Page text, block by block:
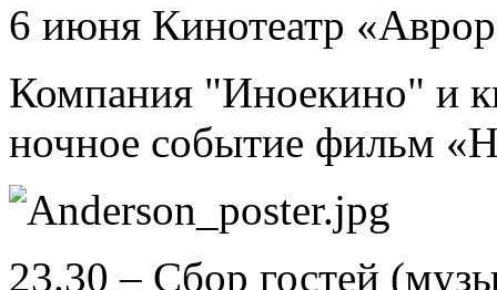
6 июня Кинотеатр
Компания "Иноекино" и
ночное событие фильм
23.30 – Сбор гостей